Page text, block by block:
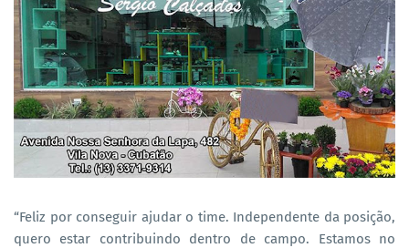
“Feliz por conseguir ajudar o time. Independente da posição,
quero estar contribuindo dentro de campo. Estamos no